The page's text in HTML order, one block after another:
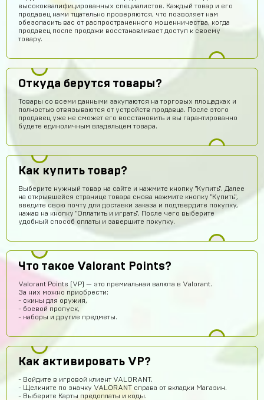
высококвалифицированных специалистов. Каждый товар и его
продавец нами тщательно проверяются, что позволяет нам
обезопасить вас от распространенного мошенничества, когда
продавец после продажи восстанавливает доступ к своему
товару.
Откуда берутся товары?
Товары со всеми данными закупаются на торговых площадках и
полностью отвязываются от устройств продавца. После этого
продавец уже не сможет его восстановить и вы гарантированно
будете единоличным владельцем товара.
Как купить товар?
Выберите нужный товар на сайте и нажмите кнопку "Купить". Далее
на открывшейся странице товара снова нажмите кнопку "Купить",
введите свою почту для доставки заказа и подтвердите покупку,
нажав на кнопку "Оплатить и играть". После чего выберите
удобный способ оплаты и завершите покупку.
Что такое Valorant Points?
Valorant Points (VP) — это премиальная валюта в Valorant.
За них можно приобрести:
- скины для оружия,
- боевой пропуск,
- наборы и другие предметы.
Как активировать VP?
- Войдите в игровой клиент VALORANT.
- Щелкните по значку VALORANT справа от вкладки Магазин.
- Выберите Карты предоплаты и коды.
Нет магаз не кидает все клево
ksgs
Хабиб Ашуров
Ку всем
Тамерлан Хамраев
Это рили рили